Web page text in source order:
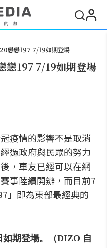
戀戀197 7/19如期登場
戀197 7/19如期登場
疫情的影響不是取消
過政府與民眾的努力
，車友已經可以在網
事陸續開辦，而目前7
」即為東部最經典的
如期登場。（DIZO 自